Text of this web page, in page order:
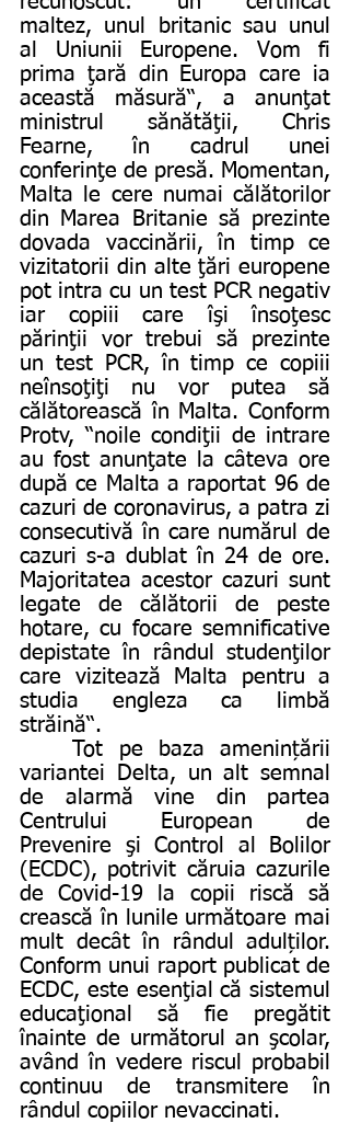
maltez, unul britanic sau unul
al Uniunii Europene. Vom fi
prima ţară din Europa care ia
această măsură“, a anunţat
ministrul sănătăţii, Chris
Fearne, în cadrul unei
conferinţe de presă. Momentan,
Malta le cere numai călătorilor
din Marea Britanie să prezinte
dovada vaccinării, în timp ce
vizitatorii din alte ţări europene
pot intra cu un test PCR negativ
iar copiii care îşi însoţesc
părinţii vor trebui să prezinte
un test PCR, în timp ce copiii
neînsoţiţi nu vor putea să
călătorească în Malta. Conform
Protv, “noile condiţii de intrare
au fost anunţate la câteva ore
după ce Malta a raportat 96 de
cazuri de coronavirus, a patra zi
consecutivă în care numărul de
cazuri s-a dublat în 24 de ore.
Majoritatea acestor cazuri sunt
legate de călătorii de peste
hotare, cu focare semnificative
depistate în rândul studenţilor
care vizitează Malta pentru a
studia engleza ca limbă
străină“.
	Tot pe baza amenințării
variantei Delta, un alt semnal
de alarmă vine din partea
Centrului European de
Prevenire şi Control al Bolilor
(ECDC), potrivit căruia cazurile
de Covid-19 la copii riscă să
crească în lunile următoare mai
mult decât în rândul adulților.
Conform unui raport publicat de
ECDC, este esenţial că sistemul
educaţional să fie pregătit
înainte de următorul an şcolar,
având în vedere riscul probabil
continuu de transmitere în
rândul copiilor nevaccinati.